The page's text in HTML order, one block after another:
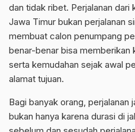
dan tidak ribet. Perjalanan
Jawa Timur bukan perjalanan
membuat calon penumpang
benar-benar bisa memberikan
serta kemudahan sejak awal
alamat tujuan.
Bagi banyak orang, perjalanan
bukan hanya karena durasi di